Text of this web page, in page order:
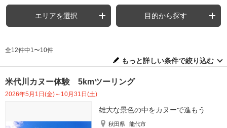
エリアを選択 目的から探す
全12件中1〜10件
もっと詳しい条件で絞り込む
米代川カヌー体験 5kmツーリング
2026年5月1日(金)～10月31日(土)
雄大な景色の中をカヌーで進もう
秋田県
能代市